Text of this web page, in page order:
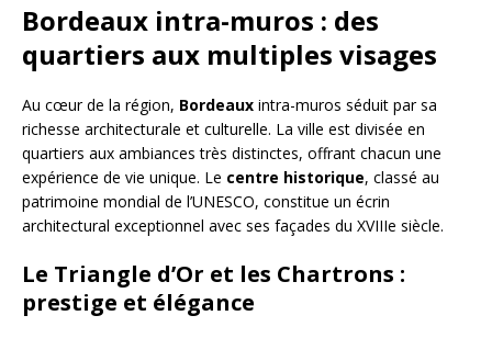
Bordeaux intra-muros : des
quartiers aux multiples visages
Au cœur de la région, Bordeaux intra-muros séduit par sa
richesse architecturale et culturelle. La ville est divisée en
quartiers aux ambiances très distinctes, offrant chacun une
expérience de vie unique. Le centre historique, classé au
patrimoine mondial de l’UNESCO, constitue un écrin
architectural exceptionnel avec ses façades du XVIIIe siècle.
Le Triangle d’Or et les Chartrons :
prestige et élégance